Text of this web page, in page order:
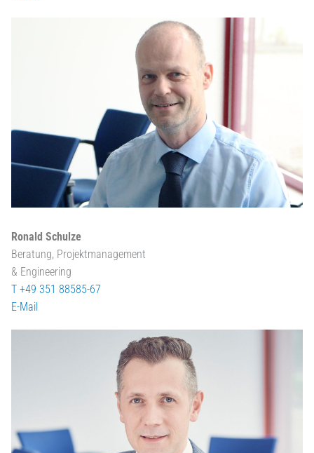
Ronald Schulze
Beratung, Projektmanagement
& Engineering
T +49 351 88585-67
E-Mail